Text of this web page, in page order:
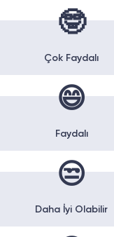
🤓
Çok Faydalı
😄
Faydalı
😒
Daha İyi Olabilir